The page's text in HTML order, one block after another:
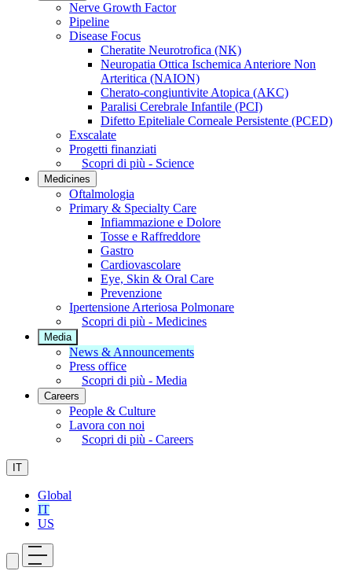
Nerve Growth Factor
Pipeline
Disease Focus
Cheratite Neurotrofica (NK)
Neuropatia Ottica Ischemica Anteriore Non
Arteritica (NAION)
Cherato-congiuntivite Atopica (AKC)
Paralisi Cerebrale Infantile (PCI)
Difetto Epiteliale Corneale Persistente (PCED)
Exscalate
Progetti finanziati
Scopri di più - Science
Medicines
Oftalmologia
Primary & Specialty Care
Infiammazione e Dolore
Tosse e Raffreddore
Gastro
Cardiovascolare
Eye, Skin & Oral Care
Prevenzione
Ipertensione Arteriosa Polmonare
Scopri di più - Medicines
Media
News & Announcements
Press office
Scopri di più - Media
Careers
People & Culture
Lavora con noi
Scopri di più - Careers
IT
Global
IT
US